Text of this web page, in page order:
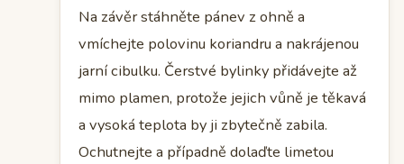
Na závěr stáhněte pánev z ohně a
vmíchejte polovinu koriandru a nakrájenou
jarní cibulku. Čerstvé bylinky přidávejte až
mimo plamen, protože jejich vůně je těkavá
a vysoká teplota by ji zbytečně zabila.
Ochutnejte a případně dolaďte limetou